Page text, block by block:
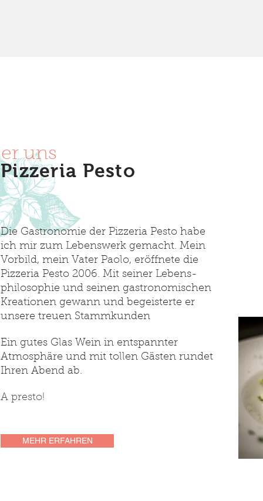
MEHR ERFAHREN
Pizzeria Pesto
Die Gastronomie der Pizzeria Pesto habe
ich mir zum Lebenswerk gemacht. Mein
Vorbild, mein Vater Paolo, eröffnete die
Pizzeria Pesto 2006. Mit seiner Lebens-
philosophie und seinen gastronomischen
Kreationen gewann und begeisterte er
unsere treuen Stammkunden
Ein gutes Glas Wein in entspannter
Atmosphäre und mit tollen Gästen rundet
Ihren Abend ab.
A presto!
uns